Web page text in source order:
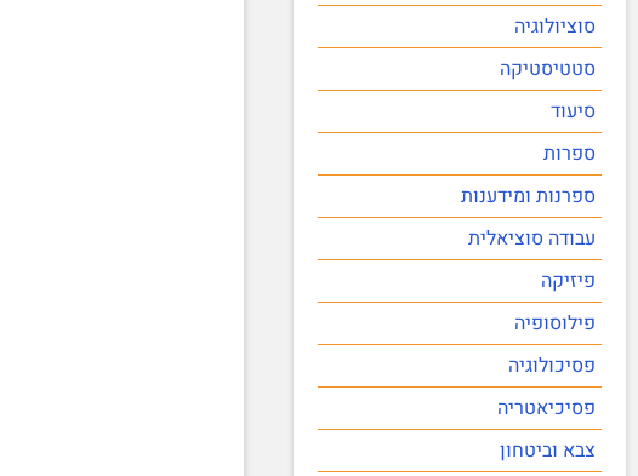
סוציולוגיה
סטטיסטיקה
סיעוד
ספרות
ספרנות ומידענות
עבודה סוציאלית
פיזיקה
פילוסופיה
פסיכולוגיה
פסיכיאטריה
צבא וביטחון